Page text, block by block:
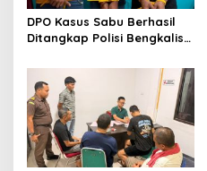
DPO Kasus Sabu Berhasil
Ditangkap Polisi Bengkalis,
Diringkus